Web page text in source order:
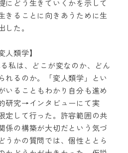
にどう生きていくかを示して
きることに向きあうために生
した。
人類学】
私は、どこが変なのか、どん
れるのか。「変人類学」とい
いることもわかり自分も進め
研究→インタビューにて実
定して行った。許容範囲の共
係の構築が大切だという気づ
うかの質問では、個性ととら